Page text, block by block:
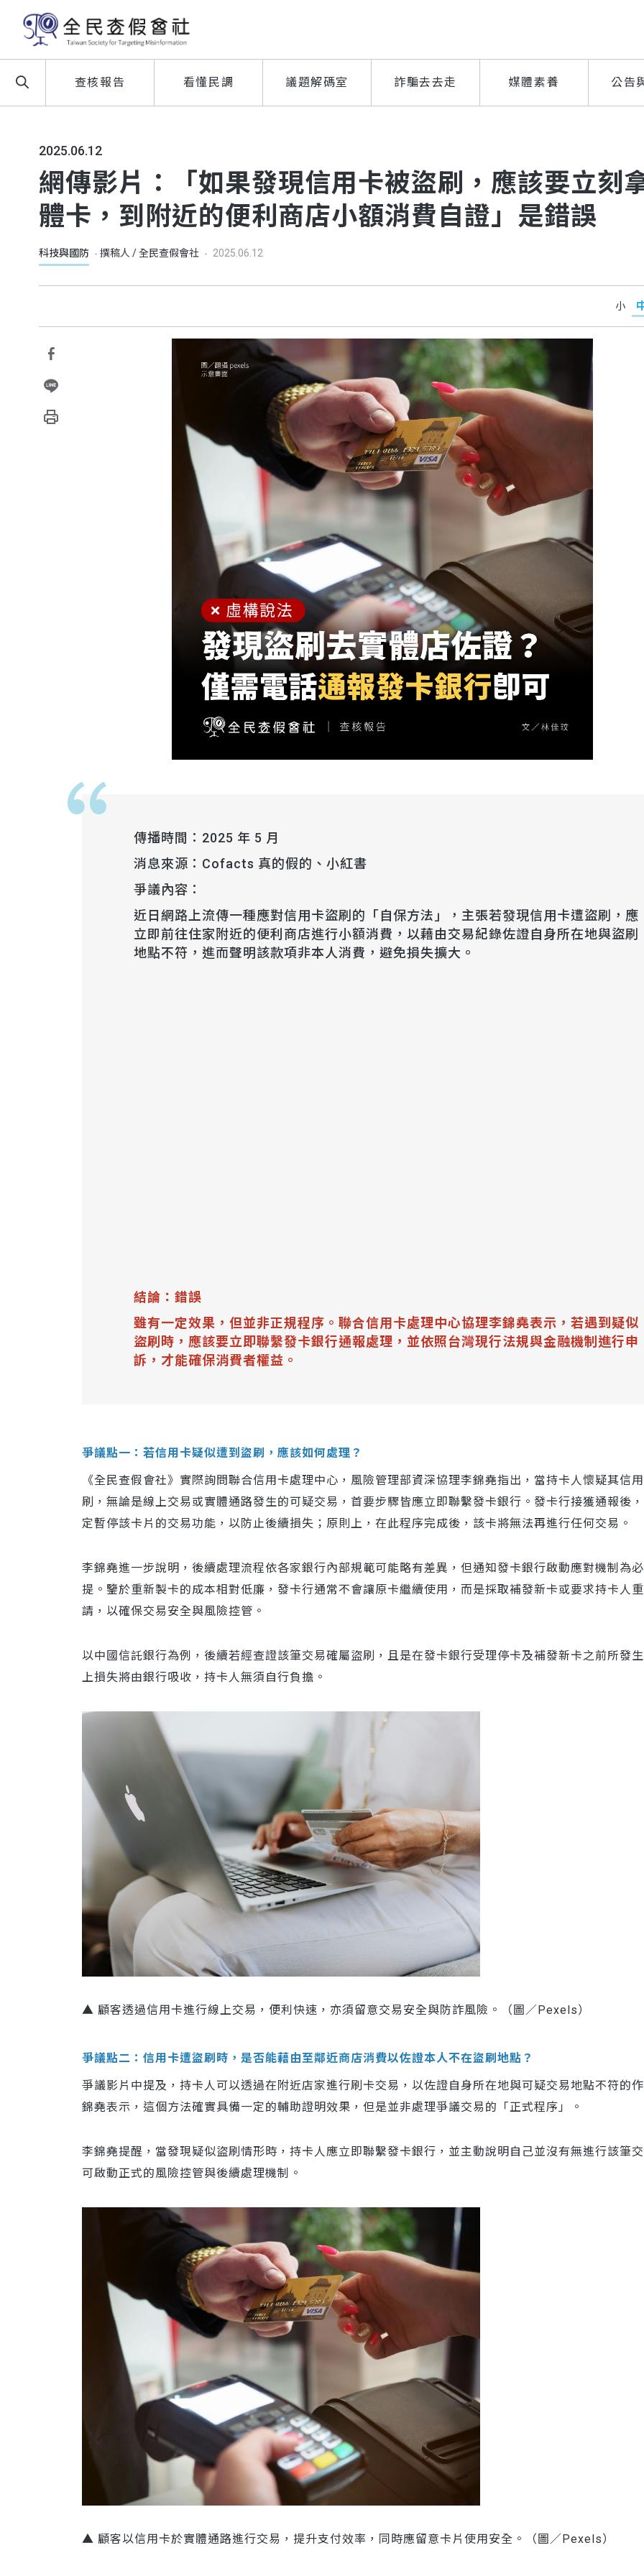
查核報告 看懂民調 議題解碼室 詐騙去去走 媒體素養 公告
2025.06.12
網傳影片：「如果發現信用卡被盜刷，應該要立刻
體卡，到附近的便利商店小額消費自證」是錯誤
科技與國防 撰稿人 / 全民查假會社 2025.06.12
小
傳播時間：2025 年 5 月
消息來源：Cofacts 真的假的、小紅書
爭議內容：
近日網路上流傳一種應對信用卡盜刷的「自保方法」，主張若發現信用卡遭盜刷，應
立即前往住家附近的便利商店進行小額消費，以藉由交易紀錄佐證自身所在地與盜刷
地點不符，進而聲明該款項非本人消費，避免損失擴大。
結論：錯誤
雖有一定效果，但並非正規程序。聯合信用卡處理中心協理李錦堯表示，若遇到疑似
盜刷時，應該要立即聯繫發卡銀行通報處理，並依照台灣現行法規與金融機制進行申
訴，才能確保消費者權益。
爭議點一：若信用卡疑似遭到盜刷，應該如何處理？
《全民查假會社》實際詢問聯合信用卡處理中心，風險管理部資深協理李錦堯指出，當持卡人懷疑其信
刷，無論是線上交易或實體通路發生的可疑交易，首要步驟皆應立即聯繫發卡銀行。發卡行接獲通報後
定暫停該卡片的交易功能，以防止後續損失；原則上，在此程序完成後，該卡將無法再進行任何交易。
李錦堯進一步說明，後續處理流程依各家銀行內部規範可能略有差異，但通知發卡銀行啟動應對機制為
提。鑒於重新製卡的成本相對低廉，發卡行通常不會讓原卡繼續使用，而是採取補發新卡或要求持卡人
請，以確保交易安全與風險控管。
以中國信託銀行為例，後續若經查證該筆交易確屬盜刷，且是在發卡銀行受理停卡及補發新卡之前所發
上損失將由銀行吸收，持卡人無須自行負擔。
▲ 顧客透過信用卡進行線上交易，便利快速，亦須留意交易安全與防詐風險。（圖／Pexels）
爭議點二：信用卡遭盜刷時，是否能藉由至鄰近商店消費以佐證本人不在盜刷地點？
爭議影片中提及，持卡人可以透過在附近店家進行刷卡交易，以佐證自身所在地與可疑交易地點不符的
錦堯表示，這個方法確實具備一定的輔助證明效果，但是並非處理爭議交易的「正式程序」。
李錦堯提醒，當發現疑似盜刷情形時，持卡人應立即聯繫發卡銀行，並主動說明自己並沒有無進行該筆
可啟動正式的風險控管與後續處理機制。
▲ 顧客以信用卡於實體通路進行交易，提升支付效率，同時應留意卡片使用安全。（圖／Pexels）